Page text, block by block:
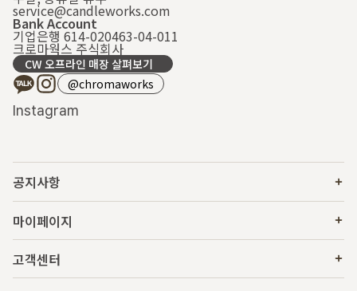
service@candleworks.com
Bank Account
기업은행 614-020463-04-011
크로마웍스 주식회사
CW 오프라인 매장 살펴보기
@chromaworks
Instagram
공지사항
마이페이지
고객센터